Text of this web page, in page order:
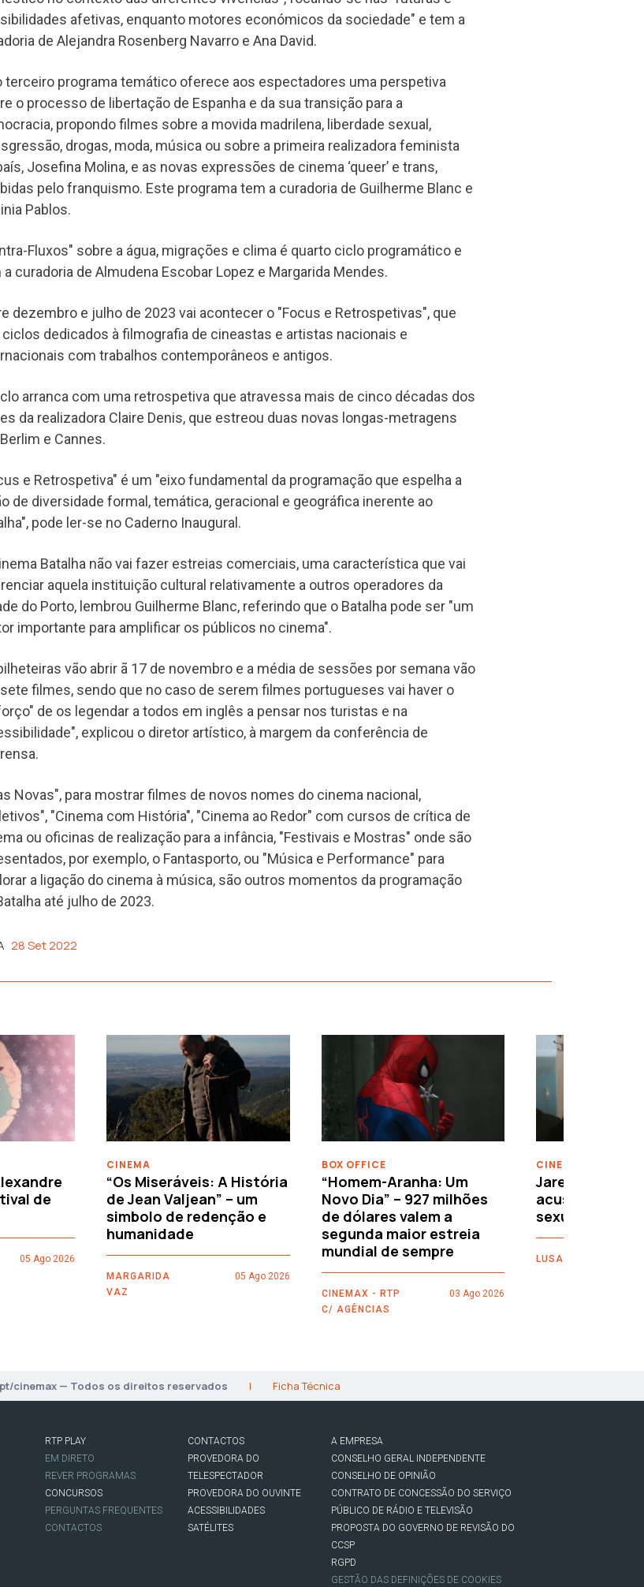
afetivas, enquanto motores económicos da sociedade" e tem a
de Alejandra Rosenberg Navarro e Ana David.
terceiro programa temático oferece aos espectadores uma perspetiva
o processo de libertação de Espanha e da sua transição para a
propondo filmes sobre a movida madrilena, liberdade sexual,
drogas, moda, música ou sobre a primeira realizadora feminista
Josefina Molina, e as novas expressões de cinema ‘queer’ e trans,
pelo franquismo. Este programa tem a curadoria de Guilherme Blanc e
Pablos.
Fluxos" sobre a água, migrações e clima é quarto ciclo programático e
curadoria de Almudena Escobar Lopez e Margarida Mendes.
dezembro e julho de 2023 vai acontecer o "Focus e Retrospetivas", que
ciclos dedicados à filmografia de cineastas e artistas nacionais e
com trabalhos contemporâneos e antigos.
arranca com uma retrospetiva que atravessa mais de cinco décadas dos
da realizadora Claire Denis, que estreou duas novas longas-metragens
e Cannes.
e Retrospetiva" é um "eixo fundamental da programação que espelha a
de diversidade formal, temática, geracional e geográfica inerente ao
pode ler-se no Caderno Inaugural.
Batalha não vai fazer estreias comerciais, uma característica que vai
aquela instituição cultural relativamente a outros operadores da
do Porto, lembrou Guilherme Blanc, referindo que o Batalha pode ser "um
importante para amplificar os públicos no cinema".
vão abrir ã 17 de novembro e a média de sessões por semana vão
filmes, sendo que no caso de serem filmes portugueses vai haver o
de os legendar a todos em inglês a pensar nos turistas e na
explicou o diretor artístico, à margem da conferência de
Novas", para mostrar filmes de novos nomes do cinema nacional,
"Cinema com História", "Cinema ao Redor" com cursos de crítica de
ou oficinas de realização para a infância, "Festivais e Mostras" onde são
por exemplo, o Fantasporto, ou "Música e Performance" para
a ligação do cinema à música, são outros momentos da programação
até julho de 2023.
28 Set 2022
de
05 Ago 2026
CINEMA
“Os Miseráveis: A História
de Jean Valjean” – um
simbolo de redenção e
humanidade
MARGARIDA
VAZ
05 Ago 2026
BOX OFFICE
“Homem-Aranha: Um
Novo Dia” – 927 milhões
de dólares valem a
segunda maior estreia
mundial de sempre
CINEMAX - RTP
C/ AGÊNCIAS
03 Ago 2026
CINEMA
Jared Leto
acusações de
sexuais
LUSA
cinemax — Todos os direitos reservados | Ficha Técnica
RTP PLAY
EM DIRETO
REVER PROGRAMAS
CONCURSOS
PERGUNTAS FREQUENTES
CONTACTOS
CONTACTOS
PROVEDORA DO
TELESPECTADOR
PROVEDORA DO OUVINTE
ACESSIBILIDADES
SATÉLITES
A EMPRESA
CONSELHO GERAL INDEPENDENTE
CONSELHO DE OPINIÃO
CONTRATO DE CONCESSÃO DO SERVIÇO
PÚBLICO DE RÁDIO E TELEVISÃO
PROPOSTA DO GOVERNO DE REVISÃO DO
CCSP
RGPD
GESTÃO DAS DEFINIÇÕES DE COOKIES